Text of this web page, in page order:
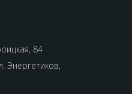
84
Энергетиков,